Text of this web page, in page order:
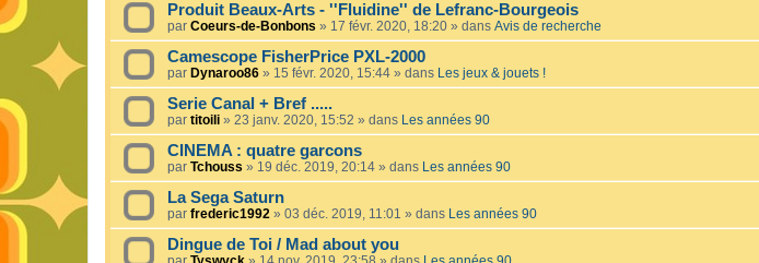
Produit Beaux-Arts - ''Fluidine'' de Lefranc-Bourgeois
par Coeurs-de-Bonbons » 17 févr. 2020, 18:20 » dans Avis de recherche
Camescope FisherPrice PXL-2000
par Dynaroo86 » 15 févr. 2020, 15:44 » dans Les jeux & jouets !
Serie Canal + Bref .....
par titoili » 23 janv. 2020, 15:52 » dans Les années 90
CINEMA : quatre garcons
par Tchouss » 19 déc. 2019, 20:14 » dans Les années 90
La Sega Saturn
par frederic1992 » 03 déc. 2019, 11:01 » dans Les années 90
Dingue de Toi / Mad about you